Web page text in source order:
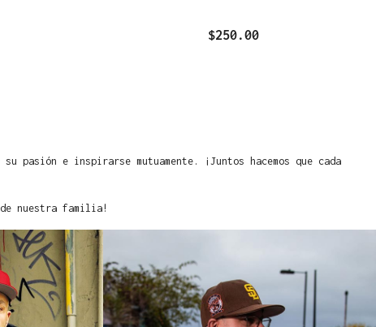
$250.00
pasión e inspirarse mutuamente. ¡Juntos hacemos que cada
de nuestra familia!